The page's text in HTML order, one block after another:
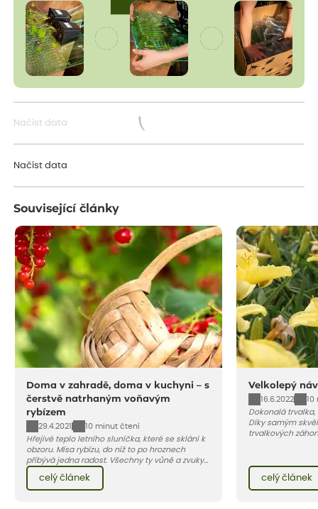
Načíst data
Načíst data
Související články
Doma v zahradě, doma v kuchyni – s
čerstvě natrhaným voňavým
rybízem
29.4.2021
10 minut čtení
Hřejivé teplo letního sluníčka, které se sklání k
obzoru. Mísa rybízu, do níž to po hroznech
přibývá jedna radost. Všechny ty vůně a zvuky
červencové zahrady. Sklizeň rybízu do kuchyně
vnese neuvěřitelný klid a radost. A taky trochu
bezstarostnosti dětství při mlsání babiččina
celý článek
Velkolepý
16.6.2022
Dokonalá
Díky samým
trvalkových
celý článek